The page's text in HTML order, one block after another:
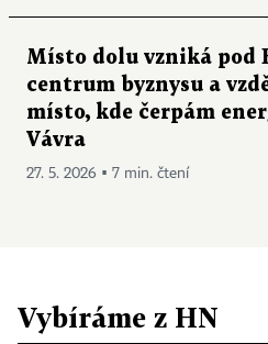
Místo dolu vzniká pod
centrum byznysu a
místo, kde čerpám
Vávra
27. 5. 2026 ▪ 7 min. čtení
Vybíráme z HN